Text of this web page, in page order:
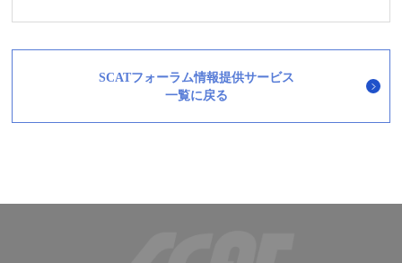
SCATフォーラム情報提供サービス
一覧に戻る